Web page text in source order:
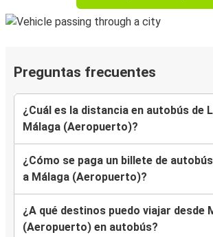
Preguntas frecuentes
¿Cuál es la distancia en autobús de
Málaga (Aeropuerto)?
¿Cómo se paga un billete de
a Málaga (Aeropuerto)?
¿A qué destinos puedo viajar desde
(Aeropuerto) en autobús?